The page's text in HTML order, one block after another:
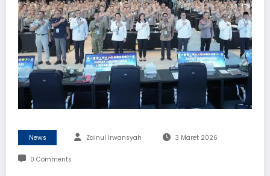
News Zainul Irwansyah 3 Maret 2026
0 Comments